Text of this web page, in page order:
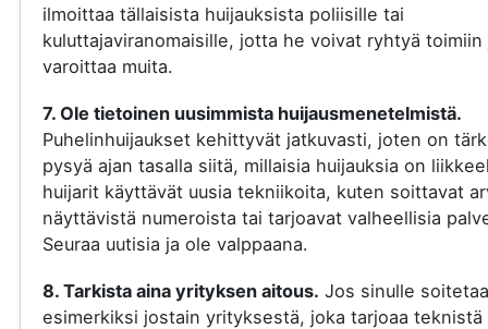
ilmoittaa tällaisista huijauksista poliisille tai
kuluttajaviranomaisille, jotta he voivat ryhtyä toimiin
varoittaa muita.
7. Ole tietoinen uusimmista huijausmenetelmistä.
Puhelinhuijaukset kehittyvät jatkuvasti, joten on
pysyä ajan tasalla siitä, millaisia huijauksia on
huijarit käyttävät uusia tekniikoita, kuten soittavat
näyttävistä numeroista tai tarjoavat valheellisia
Seuraa uutisia ja ole valppaana.
8. Tarkista aina yrityksen aitous. Jos sinulle
esimerkiksi jostain yrityksestä, joka tarjoaa teknistä